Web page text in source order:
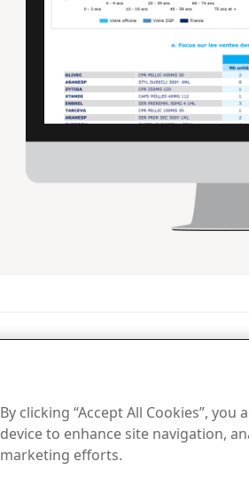
IQVIA France
By clicking “Accept All Cookies”,
device to enhance site navigation,
marketing efforts.